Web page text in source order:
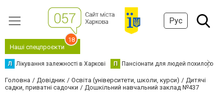
Рус
Наші спецпроєкти
18
Л Лікування залежності в Харкові П Пансіонати для людей похилого
Головна Довідник Освіта (університети, школи, курси)
Дитячі
садки, приватні садочки
Дошкільний навчальний заклад №437